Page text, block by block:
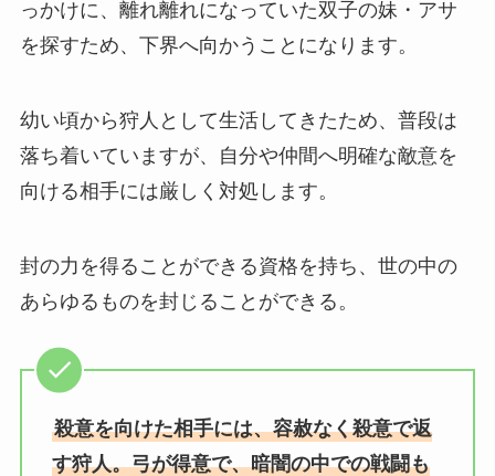
っかけに、離れ離れになっていた双子の妹・アサ
を探すため、下界へ向かうことになります。
幼い頃から狩人として生活してきたため、普段は
落ち着いていますが、自分や仲間へ明確な敵意を
向ける相手には厳しく対処します。
封の力を得ることができる資格を持ち、世の中の
あらゆるものを封じることができる。
殺意を向けた相手には、容赦なく殺意で返
す狩人。弓が得意で、暗闇の中での戦闘も